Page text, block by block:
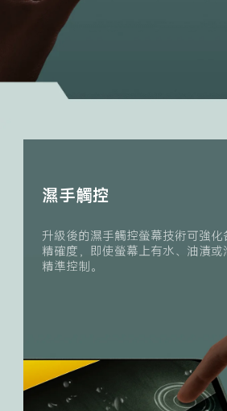
濕手觸控
升級後的濕手觸控螢幕技術可強
精確度，即使螢幕上有水、油漬
精準控制。